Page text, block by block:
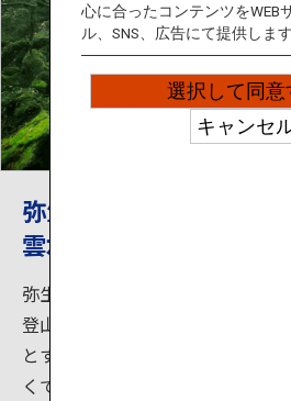
弥生杉・苔の森・太鼓
雲水峡」
弥生杉コース、奉行杉コース、
登山コースが設定され、樹齢約
とする多くの屋久杉や白谷川の
くで感じることができます。映
心に合ったコンテンツをWEB
ル、SNS、広告にて提供します
選択して同意
キャンセ